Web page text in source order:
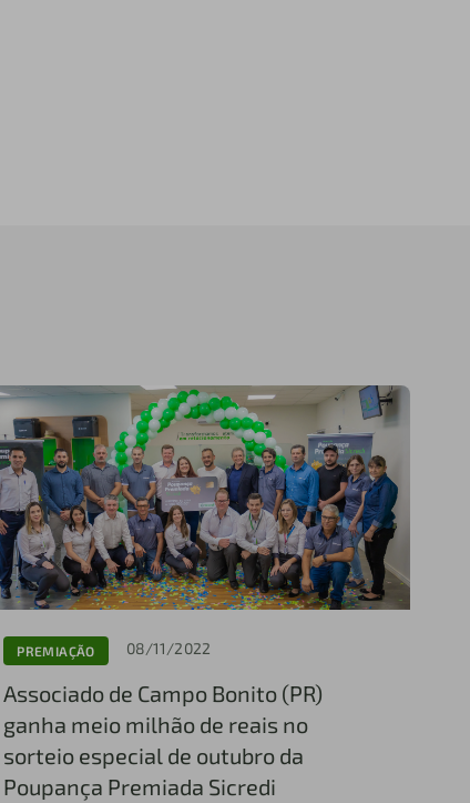
PREMIAÇÃO 08/11/2022
Associado de Campo Bonito (PR)
ganha meio milhão de reais no
sorteio especial de outubro da
Poupança Premiada Sicredi